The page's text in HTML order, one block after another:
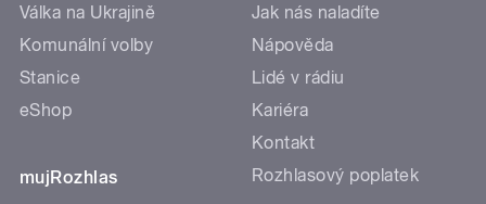
Válka na Ukrajině
Komunální volby
Stanice
eShop
mujRozhlas
Jak nás naladíte
Nápověda
Lidé v rádiu
Kariéra
Kontakt
Rozhlasový poplatek